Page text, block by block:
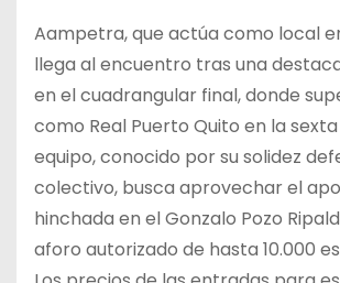
Aampetra, que actúa como local
llega al encuentro tras una
en el cuadrangular final, donde
como Real Puerto Quito en la
equipo, conocido por su solidez
colectivo, busca aprovechar el
hinchada en el Gonzalo Pozo
aforo autorizado de hasta 10.000